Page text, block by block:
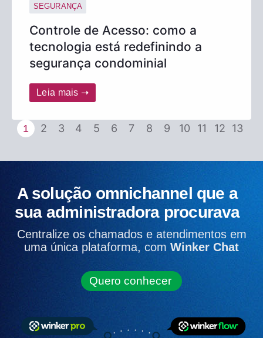
SEGURANÇA
Controle de Acesso: como a
tecnologia está redefinindo a
segurança condominial
Leia mais ➝
1 2 3 4 5 6 7 8 9 10 11 12 13
A solução omnichannel que a
sua administradora procurava
Centralize os chamados e atendimentos em
uma única plataforma, com Winker Chat
Quero conhecer